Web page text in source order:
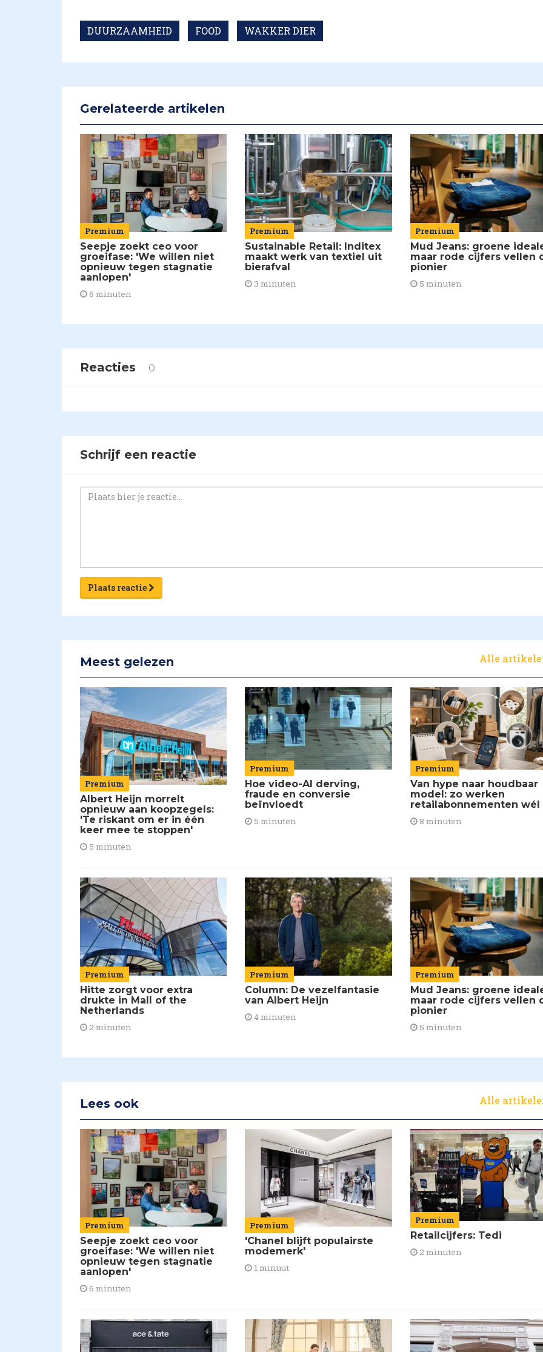
DUURZAAMHEID FOOD WAKKER DIER
Gerelateerde artikelen
Premium
Seepje zoekt ceo voor
groeifase: 'We willen niet
opnieuw tegen stagnatie
aanlopen'
6 minuten
Premium
Sustainable Retail: Inditex
maakt werk van textiel uit
bierafval
3 minuten
Premium
Mud Jeans: groene
maar rode cijfers vellen
pionier
5 minuten
Reacties 0
Schrijf een reactie
Plaats reactie
Meest gelezen Alle
Premium
Albert Heijn morrelt
opnieuw aan koopzegels:
'Te riskant om er in één
keer mee te stoppen'
5 minuten
Premium
Hoe video-AI derving,
fraude en conversie
beïnvloedt
5 minuten
Premium
Van hype naar houdbaar
model: zo werken
retailabonnementen wél
8 minuten
Premium
Hitte zorgt voor extra
drukte in Mall of the
Netherlands
2 minuten
Premium
Column: De vezelfantasie
van Albert Heijn
4 minuten
Premium
Mud Jeans: groene
maar rode cijfers vellen
pionier
5 minuten
Lees ook Alle
Premium
Seepje zoekt ceo voor
groeifase: 'We willen niet
opnieuw tegen stagnatie
aanlopen'
6 minuten
Premium
'Chanel blijft populairste
modemerk'
1 minuut
Premium
Retailcijfers: Tedi
2 minuten